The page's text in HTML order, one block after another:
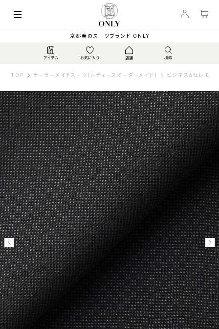
京都発のスーツブランド ONLY
TOP テーラーメイドスーツ(レディースオーダーメイド) ビジネス&セレモニ